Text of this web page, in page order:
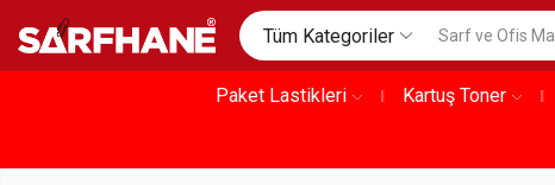
Tüm Kategoriler
Paket Lastikleri Kartuş Toner